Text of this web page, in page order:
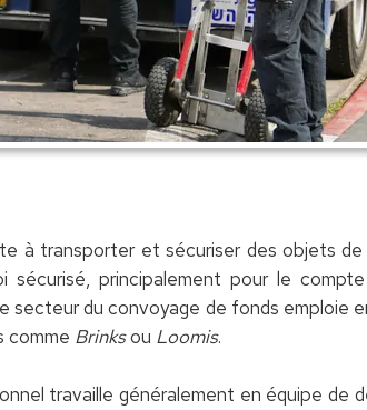
à transporter et sécuriser des objets
sécurisé, principalement pour le
secteur du convoyage de fonds emploie
comme Brinksou Loomis.
travaille généralement en équipe de